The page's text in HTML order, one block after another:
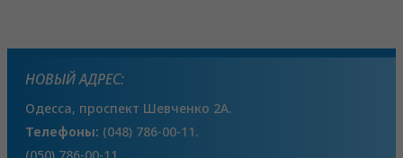
НОВЫЙ АДРЕС:
Одесса, проспект Шевченко 2А.
Телефоны: (048) 786-00-11.